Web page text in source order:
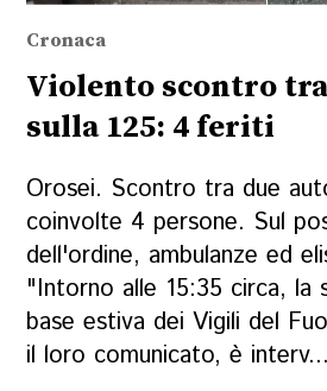
Cronaca
Violento scontro
sulla 125: 4 feriti
Orosei. Scontro tra due
coinvolte 4 persone. Sul
dell'ordine, ambulanze ed
"Intorno alle 15:35 circa, la
base estiva dei Vigili del
il loro comunicato, è interv...